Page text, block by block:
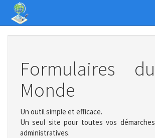
Formulaires du
Monde
Un outil simple et efficace.
Un seul site pour toutes vos démarches
administratives.